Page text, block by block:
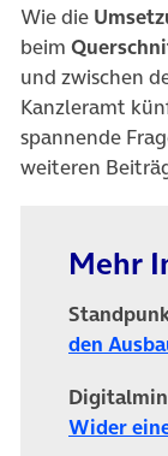
Wie die
beim
und zwischen
Kanzleramt
spannende
weiteren
Mehr
den
Wider